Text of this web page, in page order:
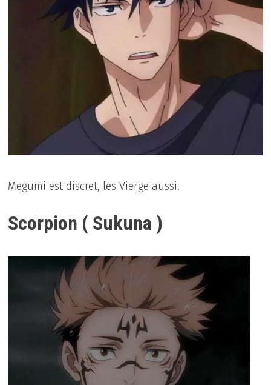
Megumi est discret, les Vierge aussi.
Scorpion ( Sukuna )